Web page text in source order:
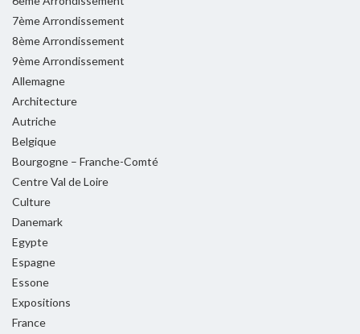
7ème Arrondissement
8ème Arrondissement
9ème Arrondissement
Allemagne
Architecture
Autriche
Belgique
Bourgogne – Franche-Comté
Centre Val de Loire
Culture
Danemark
Egypte
Espagne
Essone
Expositions
France